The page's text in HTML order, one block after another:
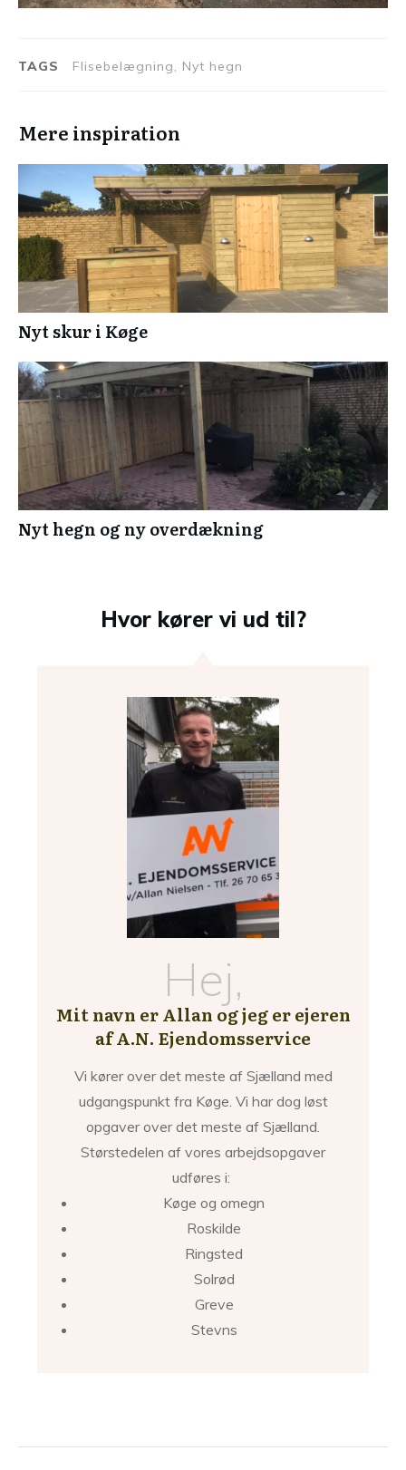
TAGS Flisebelægning, Nyt hegn
Mere inspiration
Nyt skur i Køge
Nyt hegn og ny overdækning
Hvor kører vi ud til?
Hej,
Mit navn er Allan og jeg er ejeren
af A.N. Ejendomsservice
Vi kører over det meste af Sjælland med
udgangspunkt fra Køge. Vi har dog løst
opgaver over det meste af Sjælland.
Størstedelen af vores arbejdsopgaver
udføres i:
Køge og omegn
Roskilde
Ringsted
Solrød
Greve
Stevns